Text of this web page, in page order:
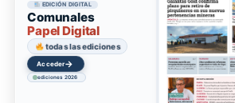
EDICIÓN DIGITAL
Comunales
Papel Digital
todas las ediciones
Acceder→
ediciones 2026